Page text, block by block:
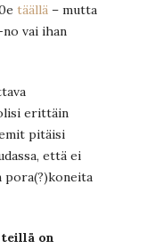
täällä – mutta
vai ihan
erittäin
pitäisi
että ei
pora(?)koneita
on